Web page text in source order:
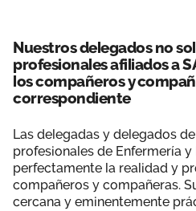
Nuestros delegados no
profesionales afiliados a
los compañeros y
correspondiente
Las delegadas y delegados de
profesionales de Enfermería
perfectamente la realidad y
compañeros y compañeras.
cercana y eminentemente